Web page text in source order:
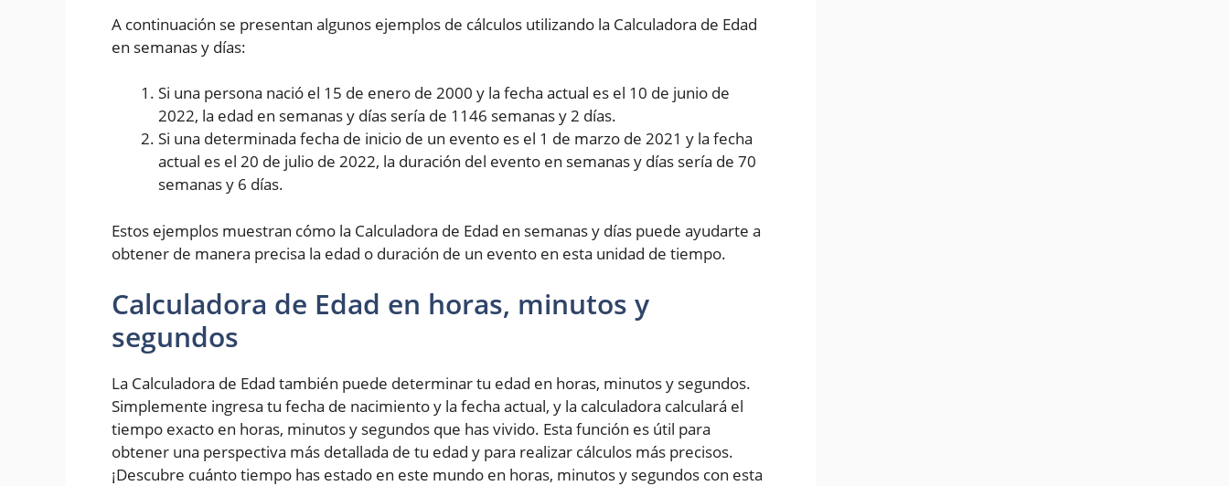
A continuación se presentan algunos ejemplos de cálculos utilizando la Calculadora de Edad
en semanas y días:
Si una persona nació el 15 de enero de 2000 y la fecha actual es el 10 de junio de
2022, la edad en semanas y días sería de 1146 semanas y 2 días.
Si una determinada fecha de inicio de un evento es el 1 de marzo de 2021 y la fecha
actual es el 20 de julio de 2022, la duración del evento en semanas y días sería de 70
semanas y 6 días.
Estos ejemplos muestran cómo la Calculadora de Edad en semanas y días puede ayudarte a
obtener de manera precisa la edad o duración de un evento en esta unidad de tiempo.
Calculadora de Edad en horas, minutos y
segundos
La Calculadora de Edad también puede determinar tu edad en horas, minutos y segundos.
Simplemente ingresa tu fecha de nacimiento y la fecha actual, y la calculadora calculará el
tiempo exacto en horas, minutos y segundos que has vivido. Esta función es útil para
obtener una perspectiva más detallada de tu edad y para realizar cálculos más precisos.
¡Descubre cuánto tiempo has estado en este mundo en horas, minutos y segundos con esta